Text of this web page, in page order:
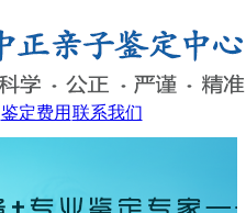
鉴定费用 联系我们